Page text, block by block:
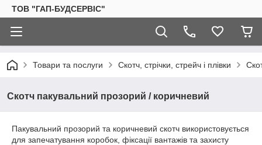
ТОВ "ГАП-БУДСЕРВІС"
Товари та послуги Скотч, стрічки, стрейч і плівки
Скотч пакувальний прозорий / коричневий
Пакувальний прозорий та коричневий скотч використовується
для запечатування коробок, фіксації вантажів та захисту